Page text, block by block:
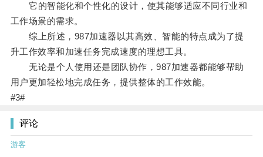
它的智能化和个性化的设计，使其能够适应不同行业和
工作场景的需求。
综上所述，987加速器以其高效、智能的特点成为了提
升工作效率和加速任务完成速度的理想工具。
无论是个人使用还是团队协作，987加速器都能够帮助
用户更加轻松地完成任务，提供整体的工作效能。
#3#
评论
游客